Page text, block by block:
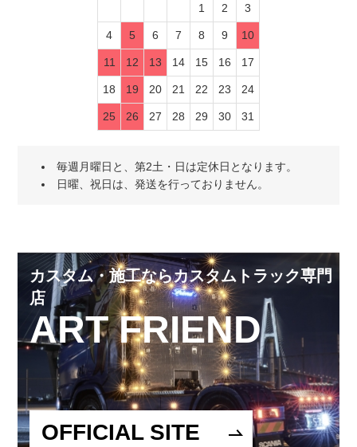
1
2 3
4 5 6 7 8 9 10
11 12 13 14 15 16 17
18 19 20 21 22 23 24
25 26 27 28 29 30 31
毎週月曜日と、第2土・日は定休日となります。
日曜、祝日は、発送を行っておりません。
カスタム・施工ならカスタムトラック専門
店
ART FRIEND
OFFICIAL SITE